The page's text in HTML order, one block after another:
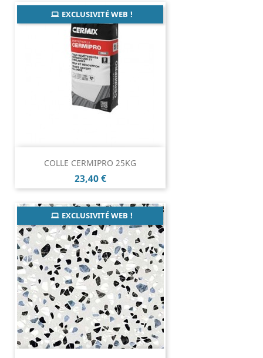
COLLE CERMIPRO 25KG
Prix
23,40 €
EXCLUSIVITÉ WEB !
EXCLUSIVITÉ WEB !